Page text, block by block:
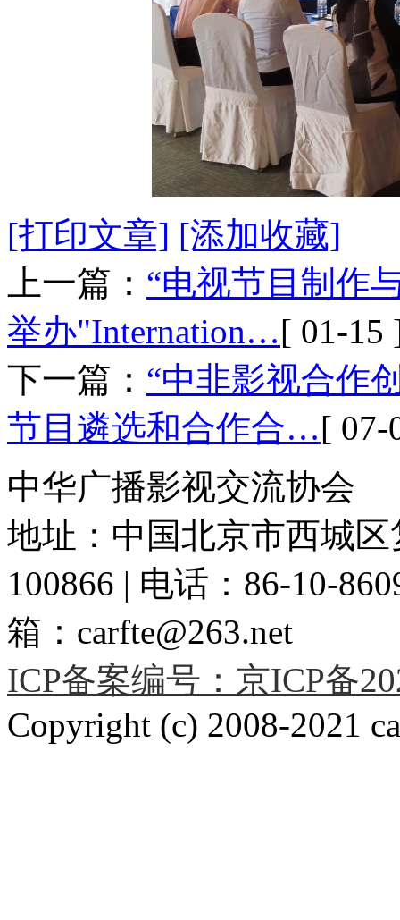
[打印文章] [添加收藏]
上一篇： “电视节目制作
举办"Internation…[ 01-15
下一篇： “中非影视合作
节目遴选和合作合…[ 07-
中华广播影视交流协会
地址：中国北京市西城
100866 | 电话：86-10-
箱：carfte@263.net
ICP备案编号：京ICP备
Copyright (c) 2008-2021